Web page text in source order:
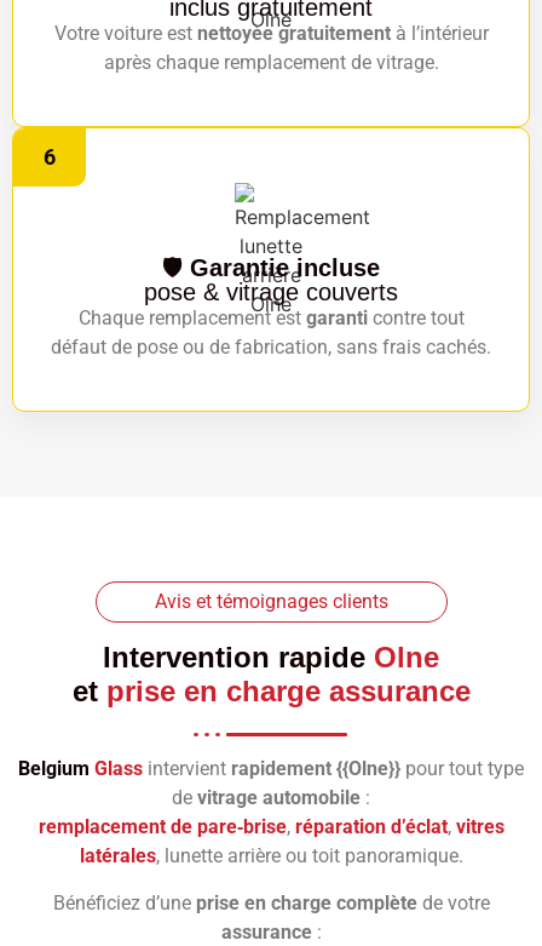
inclus gratuitement
Votre voiture est nettoyée gratuitementà l’intérieur
après chaque remplacement de vitrage.
6
🛡️ Garantie incluse
pose & vitrage couverts
Chaque remplacement est garanticontre tout
défaut de pose ou de fabrication, sans frais cachés.
Avis et témoignages clients
Intervention rapide Olne
et prise en charge assurance
Belgium Glass intervient rapidement {{Olne}} pour tout type
de vitrage automobile :
remplacement de pare‑brise, réparation d’éclat, vitres
latérales, lunette arrière ou toit panoramique.
Bénéficiez d’une prise en charge complètede votre
assurance: